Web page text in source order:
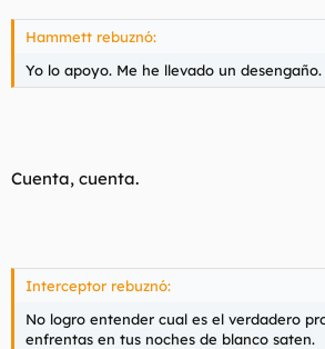
Hammett rebuznó:
Yo lo apoyo. Me he llevado un
Cuenta, cuenta.
Interceptor rebuznó:
No logro entender cual es el verdadero
enfrentas en tus noches de blanco saten.